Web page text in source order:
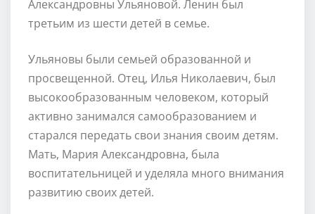
Александровны Ульяновой. Ленин был
третьим из шести детей в семье.
Ульяновы были семьей образованной и
просвещенной. Отец, Илья Николаевич, был
высокообразованным человеком, который
активно занимался самообразованием и
старался передать свои знания своим детям.
Мать, Мария Александровна, была
воспитательницей и уделяла много внимания
развитию своих детей.